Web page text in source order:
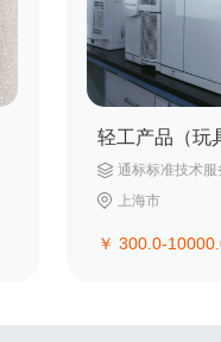
通标标准技术
上海市
￥ 300.0-